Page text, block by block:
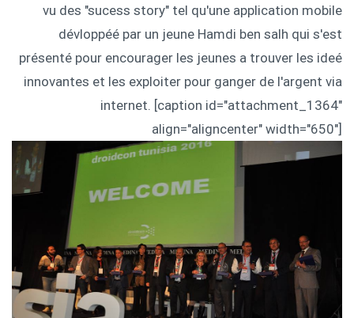
vu des "sucess story" tel qu'une application mobile
dévloppéé par un jeune Hamdi ben salh qui s'est
présenté pour encourager les jeunes a trouver les ideé
innovantes et les exploiter pour ganger de l'argent via
internet. [caption id="attachment_1364"
align="aligncenter" width="650"]